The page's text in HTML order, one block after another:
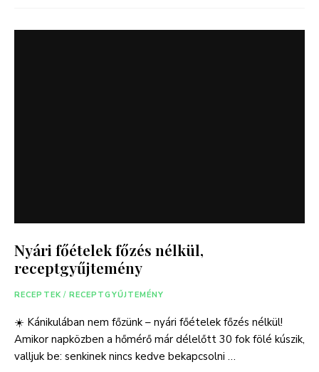
Nyári főételek főzés nélkül,
receptgyűjtemény
RECEPTEK / RECEPTGYŰJTEMÉNY
☀️ Kánikulában nem főzünk – nyári főételek főzés nélkül!
Amikor napközben a hőmérő már délelőtt 30 fok fölé kúszik,
valljuk be: senkinek nincs kedve bekapcsolni …